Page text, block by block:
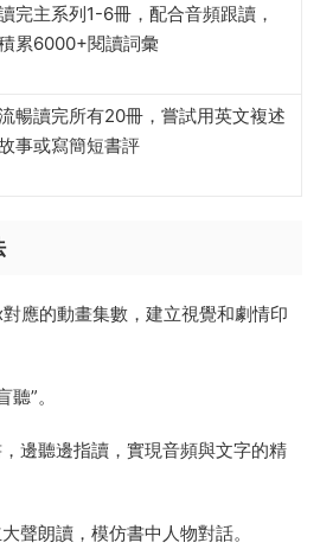
完主系列1-6冊，配合音頻跟讀，
累6000+閱讀詞彙
暢讀完所有20冊，嘗試用英文複述
事或寫簡短書評
應的動畫集數，建立視覺和劇情印
”。
，邊聽邊指讀，實現音頻與文字的精
聲朗讀，模仿書中人物對話。